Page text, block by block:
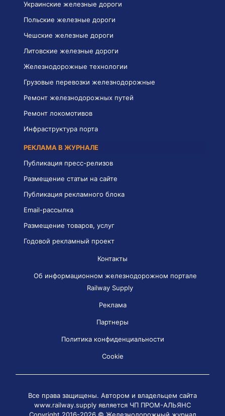
Украинские железные дороги
Польские железные дороги
Чешские железные дороги
Литовские железные дороги
Железнодорожные технологии
Грузовые перевозки железнодорожные
Ремонт железнодорожных путей
Ремонт локомотивов
Инфраструктура порта
РЕКЛАМА В ЖУРНАЛЕ
Публикация пресс-релизов
Размещение статьи на сайте
Публикация рекламного блока
Email-рассылка
Размещение товаров, услуг
Годовой рекламный проект
Контакты
Об информационном железнодорожном портале
Railway Supply
Реклама
Партнеры
Политика конфиденциальности
Cookie
Все права защищены. Автором и владельцем сайта
www.railway.supply является ЧП ПРОМ-АЛЬЯНС
Copyright 2016-2026 © Железнодорожный журнал